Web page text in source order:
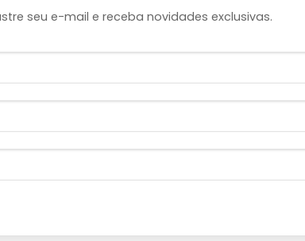
seu e-mail e receba novidades exclusivas.